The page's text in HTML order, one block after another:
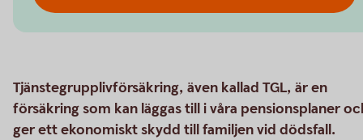
Tjänstegrupplivförsäkring, även kallad TGL, är en
försäkring som kan läggas till i våra pensionsplaner
ger ett ekonomiskt skydd till familjen vid dödsfall.